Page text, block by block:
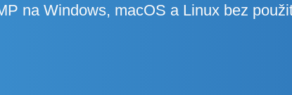
na Windows, macOS a Linux bez